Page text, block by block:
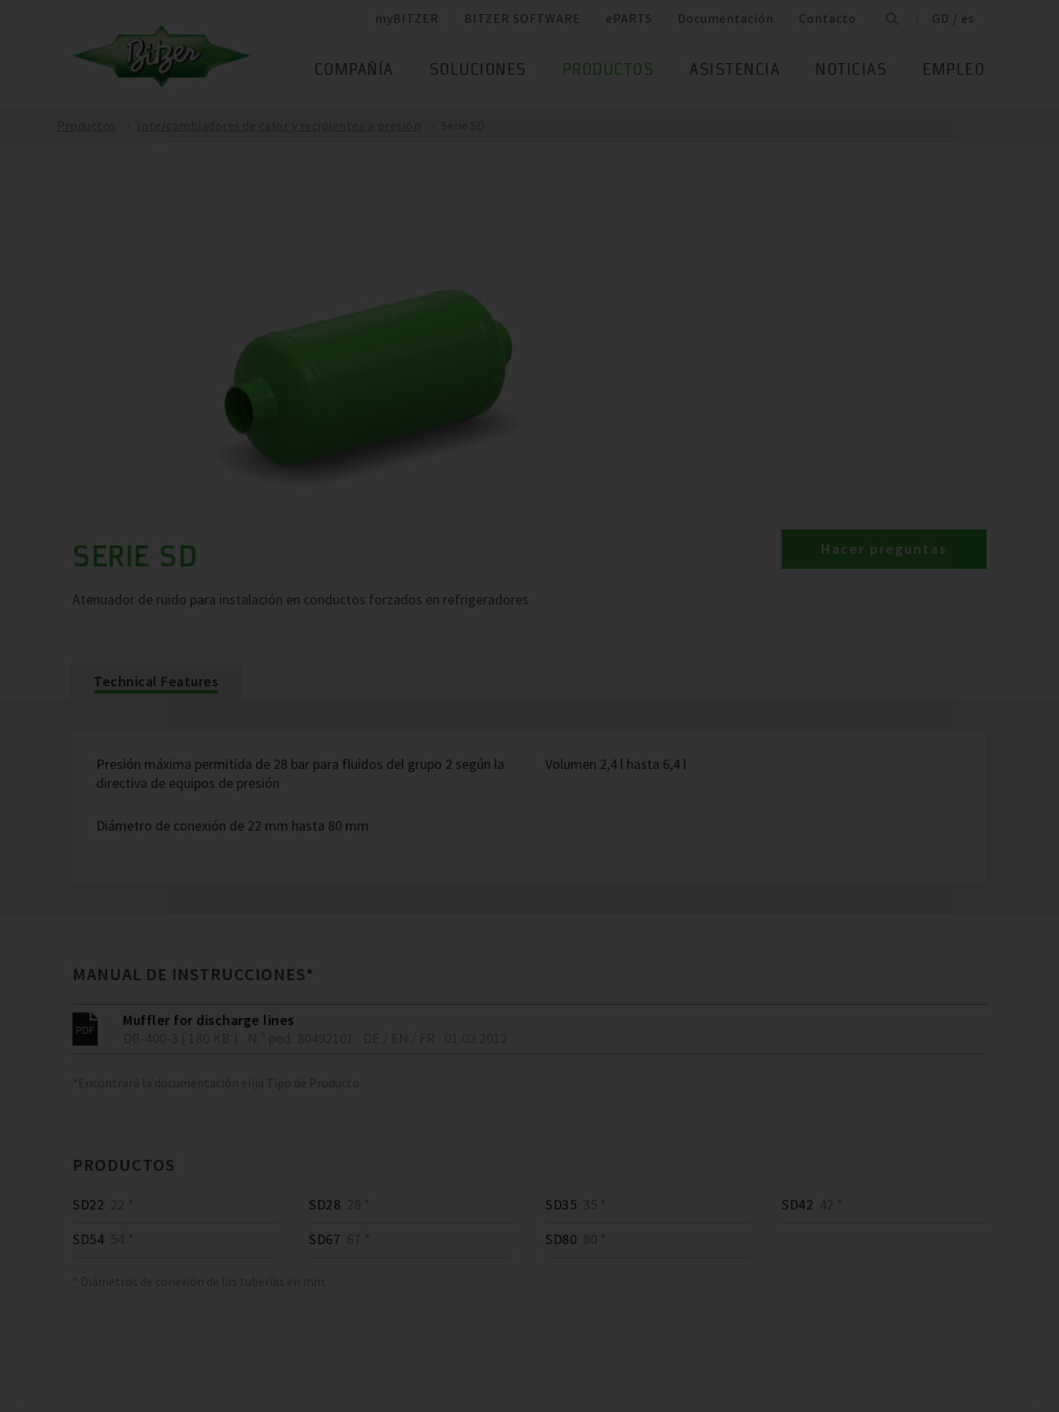
myBITZER BITZER SOFTWARE ePARTS Documentación Contacto GD / es
COMPAÑÍA SOLUCIONES PRODUCTOS ASISTENCIA NOTICIAS EMPLEO
SERIE SD
Atenuador de ruido para instalación en conductos forzados en refrigeradores
Hacer preguntas
Technical Features
Presión máxima permitida de 28 bar para fluidos del grupo 2 según la
directiva de equipos de presión
Diámetro de conexión de 22 mm hasta 80 mm
Volumen 2,4 l hasta 6,4 l
MANUAL DE INSTRUCCIONES*
Muffler for discharge lines
*Encontrará la documentación elija Tipo de Producto
PRODUCTOS
SD22 22 * SD28 28 * SD35 35 * SD42 42 *
SD54 54 * SD67 67 * SD80 80 *
* Diámetros de conexión de las tuberías en mm